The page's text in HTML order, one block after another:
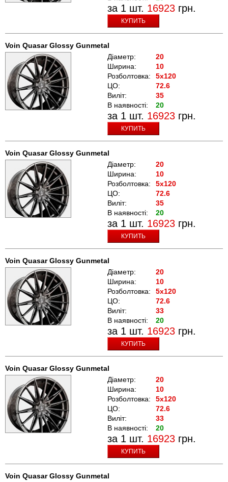
за 1 шт. 16923 грн.
КУПИТЬ
Voin Quasar Glossy Gunmetal
Діаметр:
20
Ширина:
10
Розболтовка:
5x120
ЦО:
72.6
Виліт:
35
В наявності:
20
за 1 шт. 16923 грн.
КУПИТЬ
Voin Quasar Glossy Gunmetal
Діаметр:
20
Ширина:
10
Розболтовка:
5x120
ЦО:
72.6
Виліт:
35
В наявності:
20
за 1 шт. 16923 грн.
КУПИТЬ
Voin Quasar Glossy Gunmetal
Діаметр:
20
Ширина:
10
Розболтовка:
5x120
ЦО:
72.6
Виліт:
33
В наявності:
20
за 1 шт. 16923 грн.
КУПИТЬ
Voin Quasar Glossy Gunmetal
Діаметр:
20
Ширина:
10
Розболтовка:
5x120
ЦО:
72.6
Виліт:
33
В наявності:
20
за 1 шт. 16923 грн.
КУПИТЬ
Voin Quasar Glossy Gunmetal